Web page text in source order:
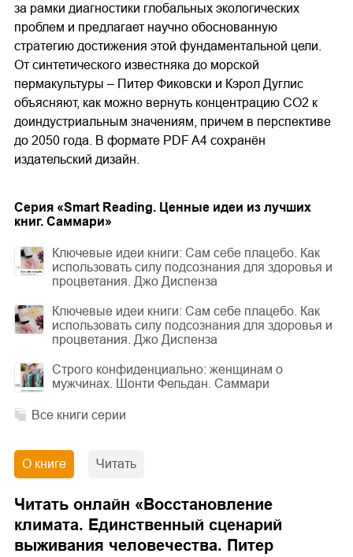
за рамки диагностики глобальных экологических
проблем и предлагает научно обоснованную
стратегию достижения этой фундаментальной цели.
От синтетического известняка до морской
пермакультуры – Питер Фиковски и Кэрол Дуглис
объясняют, как можно вернуть концентрацию CO2 к
доиндустриальным значениям, причем в перспективе
до 2050 года. В формате PDF A4 сохранён
издательский дизайн.
Cерия «Smart Reading. Ценные идеи из лучших
книг. Саммари»
Ключевые идеи книги: Сам себе плацебо. Как
использовать силу подсознания для здоровья и
процветания. Джо Диспенза
Ключевые идеи книги: Сам себе плацебо. Как
использовать силу подсознания для здоровья и
процветания. Джо Диспенза
Строго конфиденциально: женщинам о
мужчинах. Шонти Фельдан. Саммари
Все книги серии
О книге Читать
Читать онлайн « Восстановление
климата. Единственный сценарий
выживания человечества. Питер